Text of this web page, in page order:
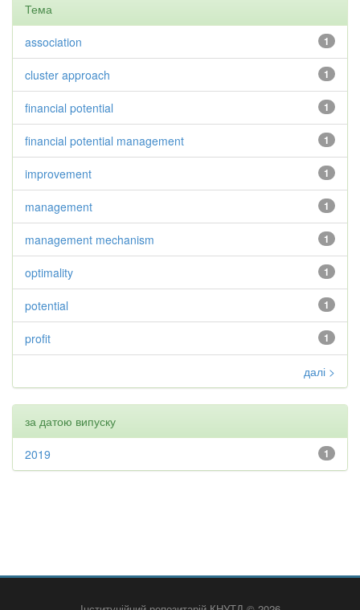
Тема
1
association
1
cluster approach
1
financial potential
1
financial potential management
1
improvement
1
management
1
management mechanism
1
optimality
1
potential
1
profit
далі >
за датою випуску
1
2019